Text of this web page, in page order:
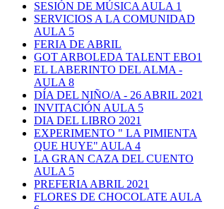
SESIÓN DE MÚSICA AULA 1
SERVICIOS A LA COMUNIDAD
AULA 5
FERIA DE ABRIL
GOT ARBOLEDA TALENT EBO1
EL LABERINTO DEL ALMA -
AULA 8
DÍA DEL NIÑO/A - 26 ABRIL 2021
INVITACIÓN AULA 5
DIA DEL LIBRO 2021
EXPERIMENTO " LA PIMIENTA
QUE HUYE" AULA 4
LA GRAN CAZA DEL CUENTO
AULA 5
PREFERIA ABRIL 2021
FLORES DE CHOCOLATE AULA